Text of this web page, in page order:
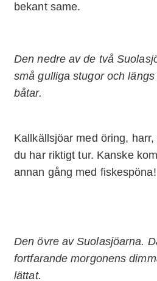
bekant same.
Den nedre av de två
små gulliga stugor och
båtar.
Kallkällsjöar med öring,
du har riktigt tur. Kanske
annan gång med fiskespöna!
Den övre av Suolasjöarna.
fortfarande morgonens
lättat.